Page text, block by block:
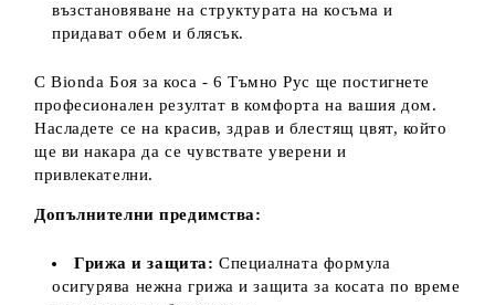
възстановяване на структурата на косъма и
придават обем и блясък.
С Bionda Боя за коса - 6 Тъмно Рус ще постигнете
професионален резултат в комфорта на вашия дом.
Насладете се на красив, здрав и блестящ цвят, който
ще ви накара да се чувствате уверени и
привлекателни.
Допълнителни предимства:
Грижа и защита: Специалната формула
осигурява нежна грижа и защита за косата по време